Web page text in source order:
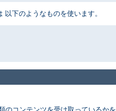
下のようなものを使います。